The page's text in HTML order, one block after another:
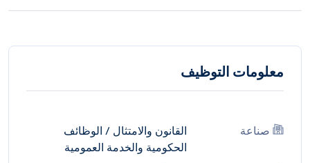
معلومات التوظيف
صناعة القانون والامتثال/الوظائف
الحكومية والخدمة العمومية